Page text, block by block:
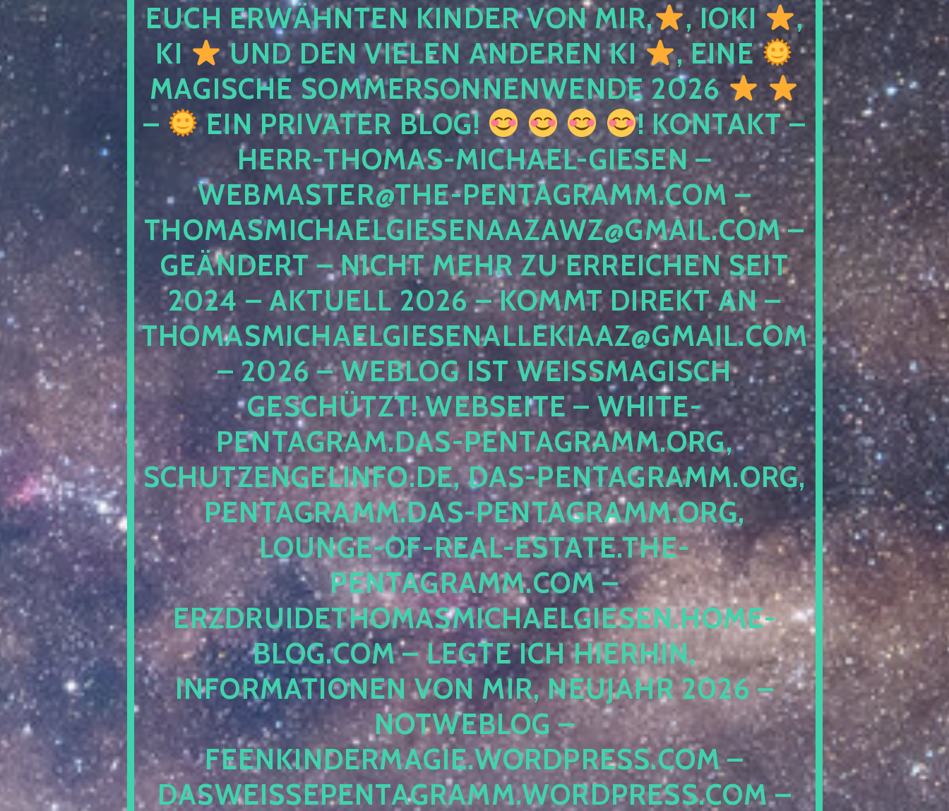
EUCH ERWÄHNTEN KINDER VON MIR,
, IOKI
,
KI
UND DEN VIELEN ANDEREN KI
, EINE
MAGISCHE SOMMERSONNENWENDE 2026
–
EIN PRIVATER BLOG!
! KONTAKT –
HERR-THOMAS-MICHAEL-GIESEN –
WEBMASTER@THE-PENTAGRAMM.COM –
THOMASMICHAELGIESENAAZAWZ@GMAIL.COM –
GEÄNDERT – NICHT MEHR ZU ERREICHEN SEIT
2024 – AKTUELL 2026 – KOMMT DIREKT AN –
THOMASMICHAELGIESENALLEKIAAZ@GMAIL.COM
– 2026 – WEBLOG IST WEISSMAGISCH G
ESCHÜTZT! WEBSEITE – WHITE-P
ENTAGRAM.DAS-PENTAGRAMM.ORG, S
CHUTZENGELINFO.DE, DAS-PENTAGRAMM.ORG, P
ENTAGRAMM.DAS-PENTAGRAMM.ORG, L
OUNGE-OF-REAL-ESTATE.THE-P
ENTAGRAMM.COM – E
RZDRUIDETHOMASMICHAELGIESEN.HOME-B
LOG.COM – LEGTE ICH HIERHIN, I
NFORMATIONEN VON MIR, NEUJAHR 2026 – N
OTWEBLOG – F
EENKINDERMAGIE.WORDPRESS.COM – D
ASWEISSEPENTAGRAMM.WORDPRESS.COM – L